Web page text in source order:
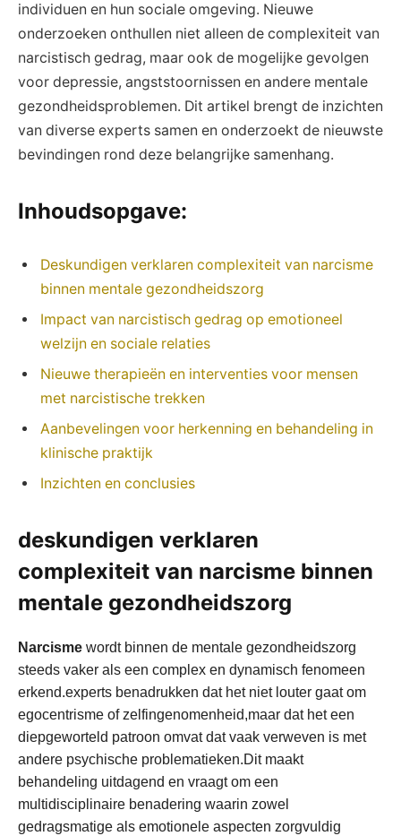
individuen en hun sociale omgeving. Nieuwe
onderzoeken onthullen niet alleen de complexiteit van
narcistisch gedrag, maar ook de mogelijke gevolgen
voor depressie, angststoornissen en andere mentale
gezondheidsproblemen. Dit artikel brengt de inzichten
van diverse experts samen en onderzoekt de nieuwste
bevindingen rond deze belangrijke samenhang.
Inhoudsopgave:
Deskundigen verklaren complexiteit van narcisme
binnen mentale gezondheidszorg
Impact van narcistisch gedrag op emotioneel
welzijn en sociale relaties
Nieuwe therapieën en interventies voor mensen
met narcistische trekken
Aanbevelingen voor herkenning en behandeling in
klinische praktijk
Inzichten en conclusies
deskundigen verklaren
complexiteit van narcisme binnen
mentale gezondheidszorg
Narcisme wordt binnen de mentale gezondheidszorg
steeds vaker als een complex en dynamisch fenomeen
erkend.experts benadrukken dat het niet louter gaat om
egocentrisme of zelfingenomenheid,maar dat het een
diepgeworteld patroon omvat dat vaak verweven is met
andere psychische problematieken.Dit maakt
behandeling uitdagend en vraagt om een
multidisciplinaire benadering waarin zowel
gedragsmatige als emotionele aspecten zorgvuldig